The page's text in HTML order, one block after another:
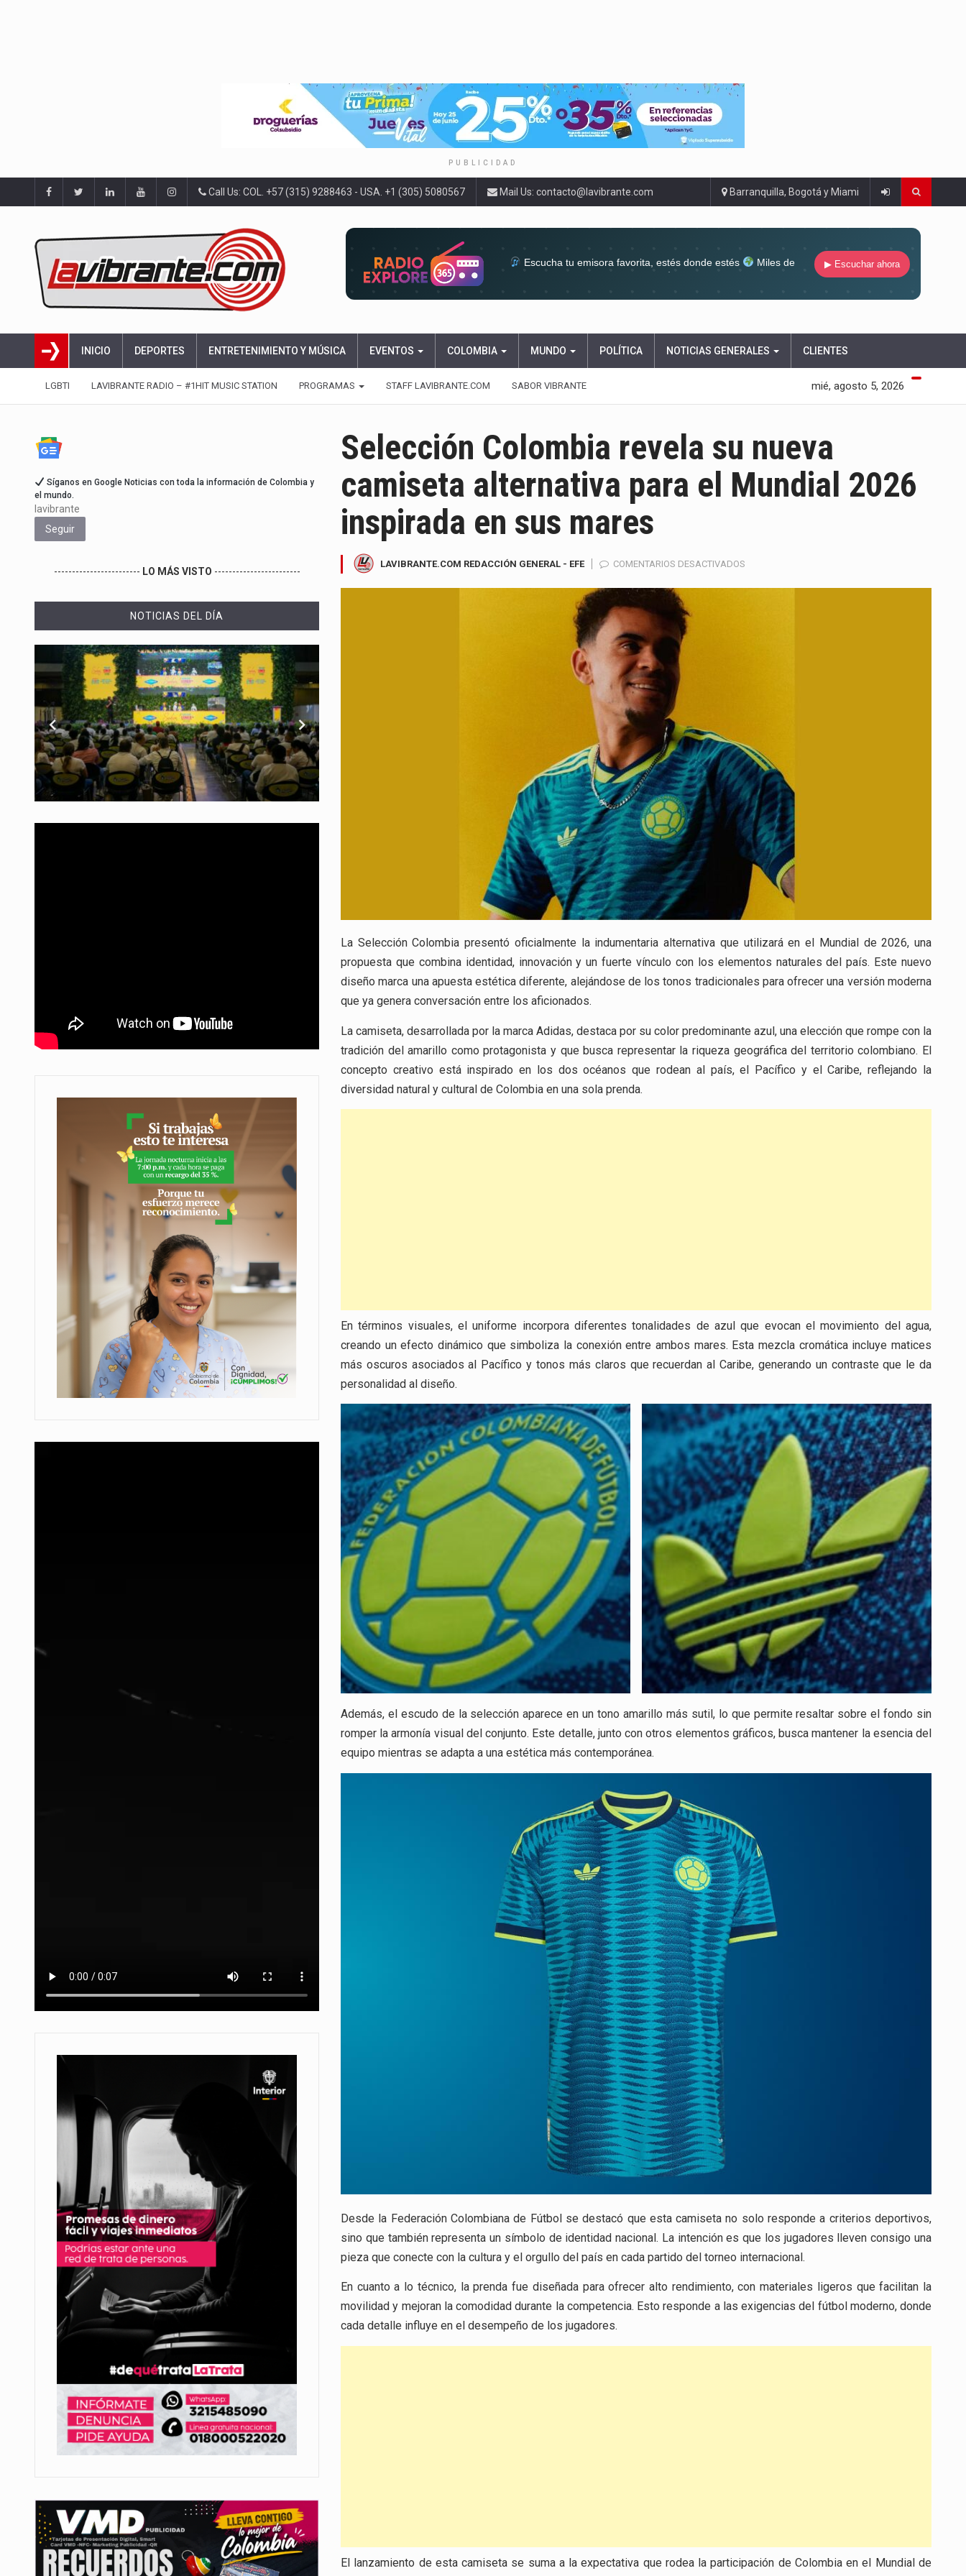
PUBLICIDAD
Call Us: COL. +57 (315) 9288463 - USA. +1 (305) 5080567 Mail Us: contacto@lavibrante.com Barranquilla, Bogotá y Miami
Escucha tu emisora favorita, estés donde estés
Miles de
▶ Escuchar ahora
INICIO DEPORTES ENTRETENIMIENTO Y MÚSICA EVENTOS COLOMBIA MUNDO POLÍTICA NOTICIAS GENERALES CLIENTES
LGBTI LAVIBRANTE RADIO – #1HIT MUSIC STATION PROGRAMAS STAFF LAVIBRANTE.COM SABOR VIBRANTE mié, agosto 5, 2026
Selección Colombia revela su nueva
camiseta alternativa para el Mundial 2026
inspirada en sus mares
LAVIBRANTE.COM REDACCIÓN GENERAL - EFE COMENTARIOS DESACTIVADOS
INSPIRADA
EN
SUS
MARES
La Selección Colombia presentó oficialmente la indumentaria alternativa que utilizará en el Mundial de 2026, una
propuesta que combina identidad, innovación y un fuerte vínculo con los elementos naturales del país. Este nuevo
diseño marca una apuesta estética diferente, alejándose de los tonos tradicionales para ofrecer una versión moderna
que ya genera conversación entre los aficionados.
La camiseta, desarrollada por la marca Adidas, destaca por su color predominante azul, una elección que rompe con la
tradición del amarillo como protagonista y que busca representar la riqueza geográfica del territorio colombiano. El
concepto creativo está inspirado en los dos océanos que rodean al país, el Pacífico y el Caribe, reflejando la
diversidad natural y cultural de Colombia en una sola prenda.
En términos visuales, el uniforme incorpora diferentes tonalidades de azul que evocan el movimiento del agua,
creando un efecto dinámico que simboliza la conexión entre ambos mares. Esta mezcla cromática incluye matices
más oscuros asociados al Pacífico y tonos más claros que recuerdan al Caribe, generando un contraste que le da
personalidad al diseño.
Además, el escudo de la selección aparece en un tono amarillo más sutil, lo que permite resaltar sobre el fondo sin
romper la armonía visual del conjunto. Este detalle, junto con otros elementos gráficos, busca mantener la esencia del
equipo mientras se adapta a una estética más contemporánea.
Desde la Federación Colombiana de Fútbol se destacó que esta camiseta no solo responde a criterios deportivos,
sino que también representa un símbolo de identidad nacional. La intención es que los jugadores lleven consigo una
pieza que conecte con la cultura y el orgullo del país en cada partido del torneo internacional.
En cuanto a lo técnico, la prenda fue diseñada para ofrecer alto rendimiento, con materiales ligeros que facilitan la
movilidad y mejoran la comodidad durante la competencia. Esto responde a las exigencias del fútbol moderno, donde
cada detalle influye en el desempeño de los jugadores.
El lanzamiento de esta camiseta se suma a la expectativa que rodea la participación de Colombia en el Mundial de
Síganos en Google Noticias con toda la información de Colombia y
el mundo.
lavibrante
Seguir
------------------------ LO MÁS VISTO ------------------------
NOTICIAS DEL DÍA